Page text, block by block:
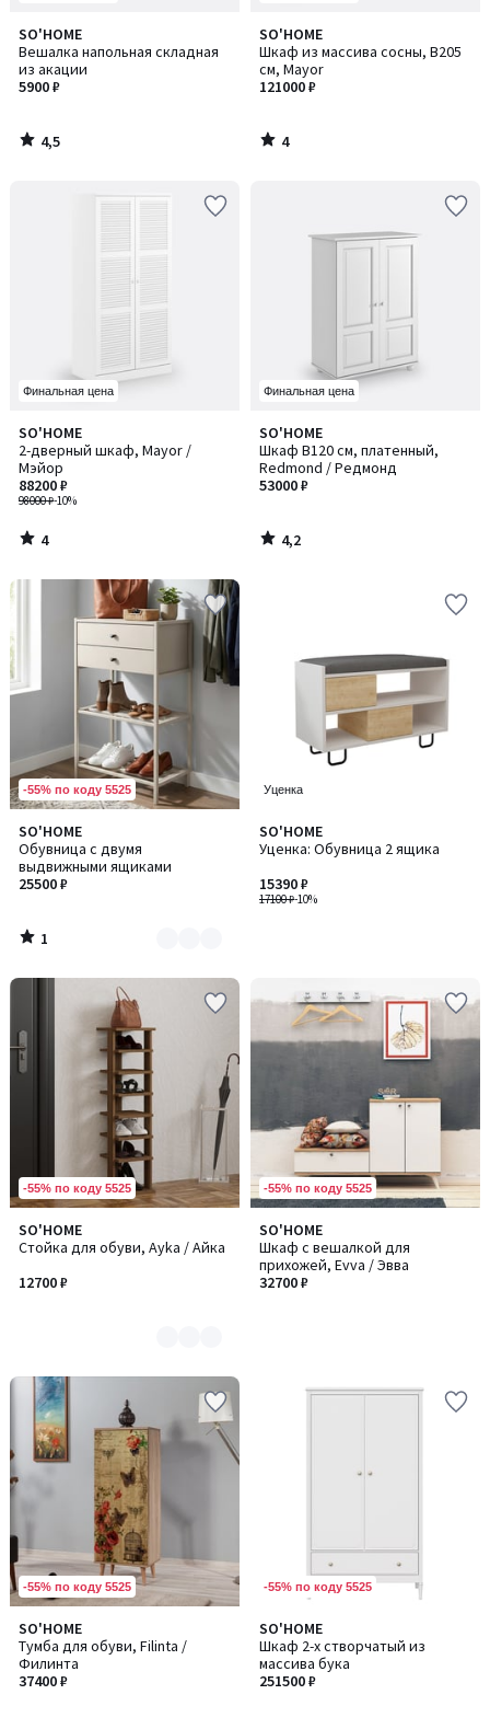
SO'HOME
Вешалка напольная складная
из акации
5900 ₽
4,5
/ 5
4,5
/
SO'HOME
Шкаф из массива сосны, В205
см, Mayor
121000 ₽
4
/
5
4
/
Финальная цена
SO'HOME
2-дверный шкаф, Mayor /
Мэйор
98000 ₽-10%
88200 ₽
4
/
5
4
/
Финальная цена
SO'HOME
Шкаф В120 см, платенный,
Redmond / Редмонд
53000 ₽
4,2
/ 5
4,2
/
-55% по коду 5525
SO'HOME
Обувница с двумя
выдвижными ящиками
25500 ₽
1
/
5
Количество
цветов:
2
1
/
Уценка
SO'HOME
Уценка: Обувница 2 ящика
17100 ₽-10%
15390 ₽
-55% по коду 5525
SO'HOME
Стойка для обуви, Ayka / Айка
12700 ₽
Количество
цветов:
2
-55% по коду 5525
SO'HOME
Шкаф с вешалкой для
прихожей, Evva / Эвва
32700 ₽
-55% по коду 5525
SO'HOME
Тумба для обуви, Filinta /
Филинта
37400 ₽
-55% по коду 5525
SO'HOME
Шкаф 2-х створчатый из
массива бука
251500 ₽